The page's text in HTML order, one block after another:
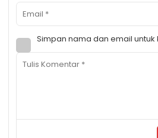
Simpan nama dan email